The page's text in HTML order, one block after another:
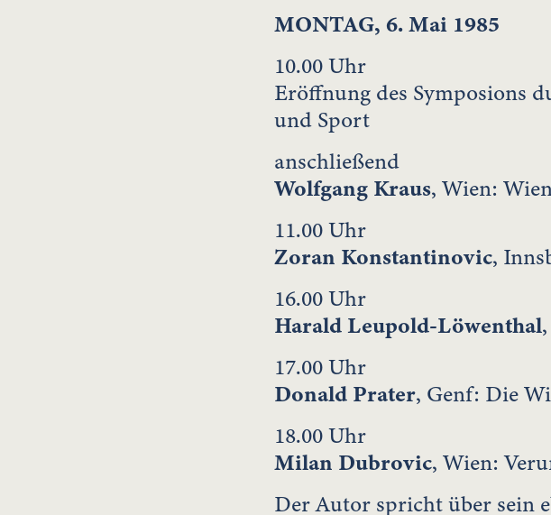
MONTAG, 6. Mai 1985
10.00 Uhr
Eröffnung des Symposions
und Sport
anschließend
Wolfgang Kraus, Wien:
11.00 Uhr
Zoran Konstantinovic,
16.00 Uhr
Harald Leupold-Löwenthal
17.00 Uhr
Donald Prater, Genf: Die
18.00 Uhr
Milan Dubrovic, Wien:
Der Autor spricht über sein